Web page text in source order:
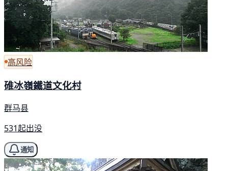
高风险
碓冰嶺鐵道文化村
群马县
531起出没
通知